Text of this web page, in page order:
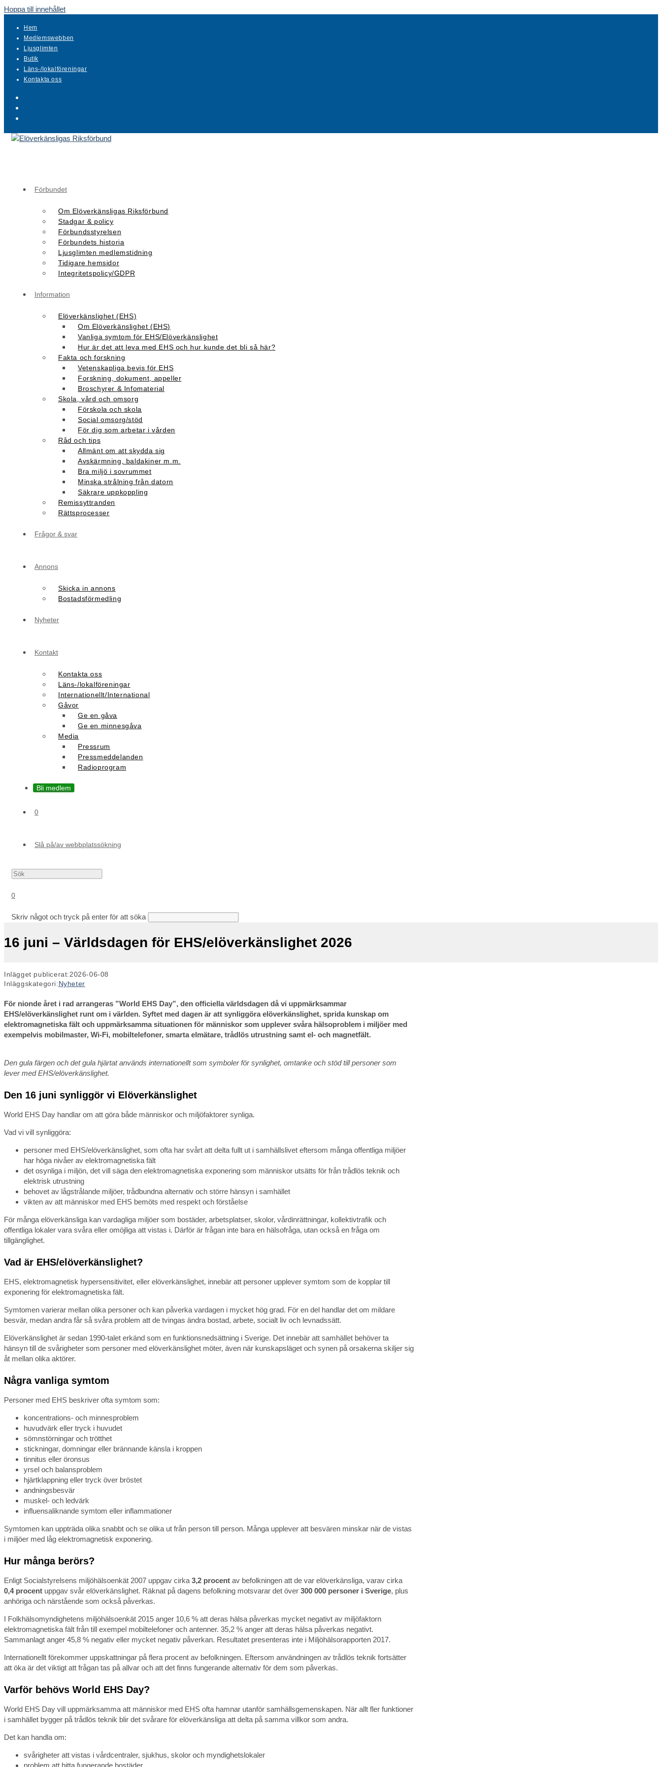
Hoppa till innehållet
Hem
Medlemswebben
Ljusglimten
Butik
Läns-/lokalföreningar
Kontakta oss
Förbundet
Om Elöverkänsligas Riksförbund
Stadgar & policy
Förbundsstyrelsen
Förbundets historia
Ljusglimten medlemstidning
Tidigare hemsidor
Integritetspolicy/GDPR
Information
Elöverkänslighet (EHS)
Om Elöverkänslighet (EHS)
Vanliga symtom för EHS/Elöverkänslighet
Hur är det att leva med EHS och hur kunde det bli så här?
Fakta och forskning
Vetenskapliga bevis för EHS
Forskning, dokument, appeller
Broschyrer & Infomaterial
Skola, vård och omsorg
Förskola och skola
Social omsorg/stöd
För dig som arbetar i vården
Råd och tips
Allmänt om att skydda sig
Avskärmning, baldakiner m.m.
Bra miljö i sovrummet
Minska strålning från datorn
Säkrare uppkoppling
Remissyttranden
Rättsprocesser
Frågor & svar
Annons
Skicka in annons
Bostadsförmedling
Nyheter
Kontakt
Kontakta oss
Läns-/lokalföreningar
Internationellt/International
Gåvor
Ge en gåva
Ge en minnesgåva
Media
Pressrum
Pressmeddelanden
Radioprogram
Bli medlem
0
Slå på/av webbplatssökning
0
Skriv något och tryck på enter för att söka
16 juni – Världsdagen för EHS/elöverkänslighet 2026
Inlägget publicerat:2026-06-08
Inläggskategori:Nyheter
För nionde året i rad arrangeras ”World EHS Day”, den officiella världsdagen då vi uppmärksammar
EHS/elöverkänslighet runt om i världen. Syftet med dagen är att synliggöra elöverkänslighet, sprida kunskap om
elektromagnetiska fält och uppmärksamma situationen för människor som upplever svåra hälsoproblem i miljöer med
exempelvis mobilmaster, Wi-Fi, mobiltelefoner, smarta elmätare, trådlös utrustning samt el- och magnetfält.
Den gula färgen och det gula hjärtat används internationellt som symboler för synlighet, omtanke och stöd till personer som
lever med EHS/elöverkänslighet.
Den 16 juni synliggör vi Elöverkänslighet
World EHS Day handlar om att göra både människor och miljöfaktorer synliga.
Vad vi vill synliggöra:
personer med EHS/elöverkänslighet, som ofta har svårt att delta fullt ut i samhällslivet eftersom många offentliga miljöer
har höga nivåer av elektromagnetiska fält
det osynliga i miljön, det vill säga den elektromagnetiska exponering som människor utsätts för från trådlös teknik och
elektrisk utrustning
behovet av lågstrålande miljöer, trådbundna alternativ och större hänsyn i samhället
vikten av att människor med EHS bemöts med respekt och förståelse
För många elöverkänsliga kan vardagliga miljöer som bostäder, arbetsplatser, skolor, vårdinrättningar, kollektivtrafik och
offentliga lokaler vara svåra eller omöjliga att vistas i. Därför är frågan inte bara en hälsofråga, utan också en fråga om
tillgänglighet.
Vad är EHS/elöverkänslighet?
EHS, elektromagnetisk hypersensitivitet, eller elöverkänslighet, innebär att personer upplever symtom som de kopplar till
exponering för elektromagnetiska fält.
Symtomen varierar mellan olika personer och kan påverka vardagen i mycket hög grad. För en del handlar det om mildare
besvär, medan andra får så svåra problem att de tvingas ändra bostad, arbete, socialt liv och levnadssätt.
Elöverkänslighet är sedan 1990-talet erkänd som en funktionsnedsättning i Sverige. Det innebär att samhället behöver ta
hänsyn till de svårigheter som personer med elöverkänslighet möter, även när kunskapsläget och synen på orsakerna skiljer sig
åt mellan olika aktörer.
Några vanliga symtom
Personer med EHS beskriver ofta symtom som:
koncentrations- och minnesproblem
huvudvärk eller tryck i huvudet
sömnstörningar och trötthet
stickningar, domningar eller brännande känsla i kroppen
tinnitus eller öronsus
yrsel och balansproblem
hjärtklappning eller tryck över bröstet
andningsbesvär
muskel- och ledvärk
influensaliknande symtom eller inflammationer
Symtomen kan uppträda olika snabbt och se olika ut från person till person. Många upplever att besvären minskar när de vistas
i miljöer med låg elektromagnetisk exponering.
Hur många berörs?
Enligt Socialstyrelsens miljöhälsoenkät 2007 uppgav cirka 3,2 procent av befolkningen att de var elöverkänsliga, varav cirka
0,4 procent uppgav svår elöverkänslighet. Räknat på dagens befolkning motsvarar det över 300 000 personer i Sverige, plus
anhöriga och närstående som också påverkas.
I Folkhälsomyndighetens miljöhälsoenkät 2015 anger 10,6 % att deras hälsa påverkas mycket negativt av miljöfaktorn
elektromagnetiska fält från till exem­pel mobiltelefoner och antenner. 35,2 % anger att deras hälsa påverkas nega­tivt.
Sammanlagt anger 45,8 % negativ eller mycket negativ påverkan. Resultatet presenteras inte i Miljöhälsorapporten 2017.
Internationellt förekommer uppskattningar på flera procent av befolkningen. Eftersom användningen av trådlös teknik fortsätter
att öka är det viktigt att frågan tas på allvar och att det finns fungerande alternativ för dem som påverkas.
Varför behövs World EHS Day?
World EHS Day vill uppmärksamma att människor med EHS ofta hamnar utanför samhällsgemenskapen. När allt fler funktioner
i samhället bygger på trådlös teknik blir det svårare för elöverkänsliga att delta på samma villkor som andra.
Det kan handla om:
svårigheter att vistas i vårdcentraler, sjukhus, skolor och myndighetslokaler
problem att hitta fungerande bostäder